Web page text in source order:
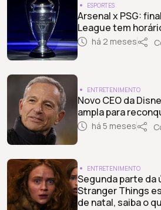
ESPORTES
Arsenal x PSG:
League tem
há 2 meses
ENTRETENIMENTO
Novo CEO da
ampla para
há 5 meses
ENTRETENIMENTO
Segunda parte da
Stranger Things
de natal, saiba o